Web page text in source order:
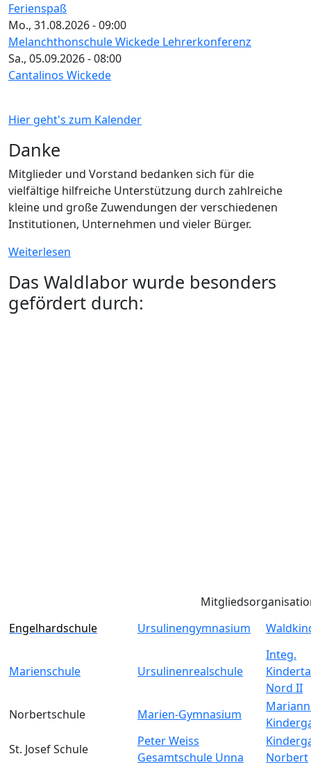
Ferienspaß
Mo., 31.08.2026 - 09:00
Melanchthonschule Wickede Lehrerkonferenz
Sa., 05.09.2026 - 08:00
Cantalinos Wickede
Hier geht's zum Kalender
Danke
Mitglieder und Vorstand bedanken sich für die
vielfältige hilfreiche Unterstützung durch zahlreiche
kleine und große Zuwendungen der verschiedenen
Institutionen, Unternehmen und vieler Bürger.
Weiterlesen
Das Waldlabor wurde besonders
gefördert durch:
Engelhardschule
Ursulinengymnasium
Marienschule Ursulinenrealschule
Integ.
Nord II
Norbertschule
Marien-Gymnasium
St. Josef Schule
Peter Weiss
Gesamtschule Unna
Norbert